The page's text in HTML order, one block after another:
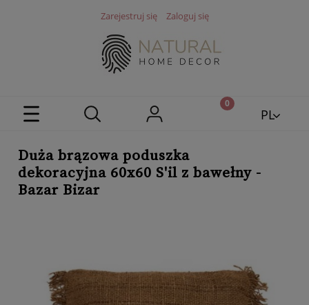
Zarejestruj się Zaloguj się
PL
Duża brązowa poduszka
dekoracyjna 60x60 S'il z bawełny -
Bazar Bizar